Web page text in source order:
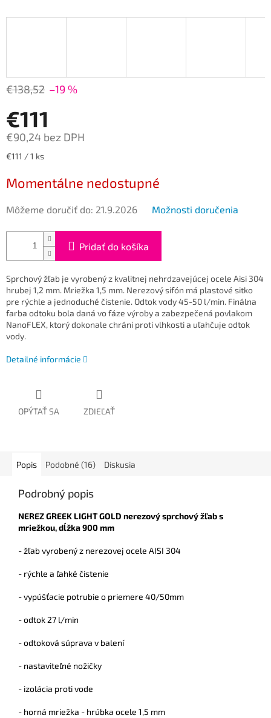
€138,52 –19 %
€111
€90,24 bez DPH
Jednotková
€111 / 1 ks
Momentálne nedostupné
Môžeme doručiť do: 21.9.2026 Možnosti doručenia
Pridať do košíka
Sprchový žľab je vyrobený z kvalitnej nehrdzavejúcej ocele Aisi 304
hrubej 1,2 mm. Mriežka 1,5 mm. Nerezový sifón má plastové sitko
pre rýchle a jednoduché čistenie. Odtok vody 45-50 l/min. Finálna
farba odtoku bola daná vo fáze výroby a zabezpečená povlakom
NanoFLEX, ktorý dokonale chráni proti vlhkosti a uľahčuje odtok
vody.
Detailné informácie
OPÝTAŤ SA ZDIEĽAŤ
Popis Podobné (16) Diskusia
Podrobný popis
NEREZ GREEK LIGHT GOLD nerezový sprchový žľab s
mriežkou, dĺžka 900 mm
- žľab vyrobený z nerezovej ocele AISI 304
- rýchle a ľahké čistenie
- vypúšťacie potrubie o priemere 40/50mm
- odtok 27 l/min
- odtoková súprava v balení
- nastaviteľné nožičky
- izolácia proti vode
- horná mriežka - hrúbka ocele 1,5 mm